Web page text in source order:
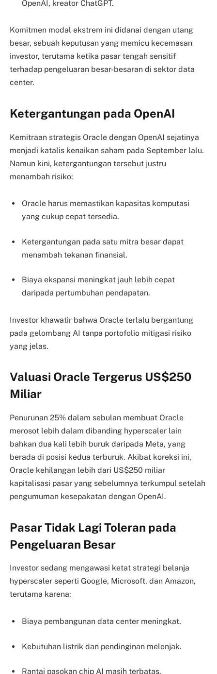
OpenAI, kreator ChatGPT.
Komitmen modal ekstrem ini didanai dengan utang
besar, sebuah keputusan yang memicu kecemasan
investor, terutama ketika pasar tengah sensitif
terhadap pengeluaran besar-besaran di sektor data
center.
Ketergantungan pada OpenAI
Kemitraan strategis Oracle dengan OpenAI sejatinya
menjadi katalis kenaikan saham pada September lalu.
Namun kini, ketergantungan tersebut justru
menambah risiko:
Oracle harus memastikan kapasitas komputasi
yang cukup cepat tersedia.
Ketergantungan pada satu mitra besar dapat
menambah tekanan finansial.
Biaya ekspansi meningkat jauh lebih cepat
daripada pertumbuhan pendapatan.
Investor khawatir bahwa Oracle terlalu bergantung
pada gelombang AI tanpa portofolio mitigasi risiko
yang jelas.
Valuasi Oracle Tergerus US$250
Miliar
Penurunan 25% dalam sebulan membuat Oracle
merosot lebih dalam dibanding hyperscaler lain
bahkan dua kali lebih buruk daripada Meta, yang
berada di posisi kedua terburuk. Akibat koreksi ini,
Oracle kehilangan lebih dari US$250 miliar
kapitalisasi pasar yang sebelumnya terkumpul setelah
pengumuman kesepakatan dengan OpenAI.
Pasar Tidak Lagi Toleran pada
Pengeluaran Besar
Investor sedang mengawasi ketat strategi belanja
hyperscaler seperti Google, Microsoft, dan Amazon,
terutama karena:
Biaya pembangunan data center meningkat.
Kebutuhan listrik dan pendinginan melonjak.
Rantai pasokan chip AI masih terbatas.